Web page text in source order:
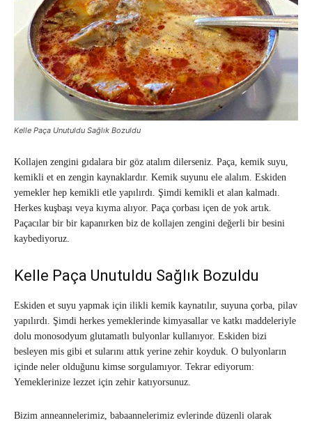
Kelle Paça Unutuldu Sağlık Bozuldu
Kollajen zengini gıdalara bir göz atalım dilerseniz. Paça, kemik suyu,
kemikli et en zengin kaynaklardır. Kemik suyunu ele alalım. Eskiden
yemekler hep kemikli etle yapılırdı. Şimdi kemikli et alan kalmadı.
Herkes kuşbaşı veya kıyma alıyor. Paça çorbası içen de yok artık.
Paçacılar bir bir kapanırken biz de kollajen zengini değerli bir besini
kaybediyoruz.
Kelle Paça Unutuldu Sağlık Bozuldu
Eskiden et suyu yapmak için ilikli kemik kaynatılır, suyuna çorba, pilav
yapılırdı. Şimdi herkes yemeklerinde kimyasallar ve katkı maddeleriyle
dolu monosodyum glutamatlı bulyonlar kullanıyor. Eskiden bizi
besleyen mis gibi et sularını attık yerine zehir koyduk. O bulyonların
içinde neler olduğunu kimse sorgulamıyor. Tekrar ediyorum:
Yemeklerinize lezzet için zehir katıyorsunuz.
Bizim anneannelerimiz, babaannelerimiz evlerinde düzenli olarak